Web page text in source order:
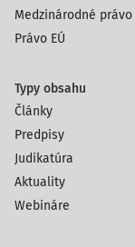
Medzinárodné právo
Právo EÚ
Typy obsahu
Články
Predpisy
Judikatúra
Aktuality
Webináre